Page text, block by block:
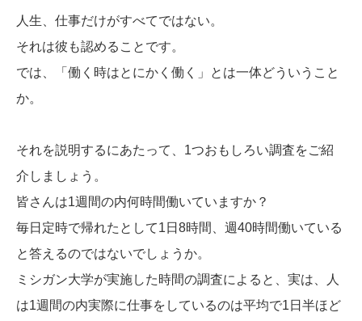
人生、仕事だけがすべてではない。
それは彼も認めることです。
では、「働く時はとにかく働く」とは一体どういうこと
か。
それを説明するにあたって、1つおもしろい調査をご紹
介しましょう。
皆さんは1週間の内何時間働いていますか？
毎日定時で帰れたとして1日8時間、週40時間働いている
と答えるのではないでしょうか。
ミシガン大学が実施した時間の調査によると、実は、人
は1週間の内実際に仕事をしているのは平均で1日半ほど